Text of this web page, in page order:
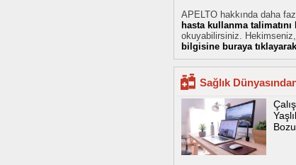
APELTO hakkında daha
hasta kullanma talimatını
okuyabilirsiniz. Hekimseniz,
bilgisine buraya tıklayarak
Sağlık